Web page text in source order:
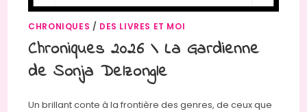
CHRONIQUES / DES LIVRES ET MOI
Chroniques 2026 \ La Gardienne
de Sonja Delzongle
Un brillant conte à la frontière des genres, de ceux que